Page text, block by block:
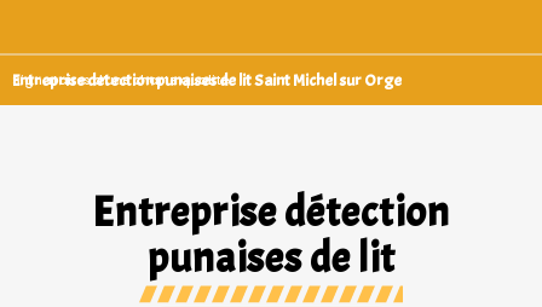
Entreprise detection punaises de lit Saint Michel sur Orge
Signataires d’une charte qualité
Entreprise détection
punaises de lit